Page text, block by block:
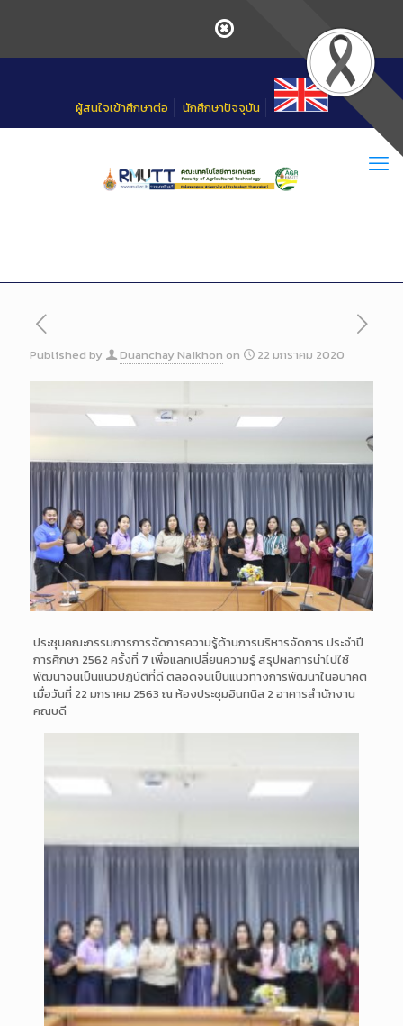
ผู้สนใจเข้าศึกษาต่อ นักศึกษาปัจจุบัน
Published by Duanchay Naikhon on 22 มกราคม 2020
ประชุมคณะกรรมการการจัดการความรู้ด้านการบริหารจัดการ ประจำปี
การศึกษา 2562 ครั้งที่ 7 เพื่อแลกเปลี่ยนความรู้ สรุปผลการนำไปใช้
พัฒนาจนเป็นแนวปฏิบัติที่ดี ตลอดจนเป็นแนวทางการพัฒนาในอนาคต
เมื่อวันที่ 22 มกราคม 2563 ณ ห้องประชุมอินทนิล 2 อาคารสำนักงาน
คณบดี